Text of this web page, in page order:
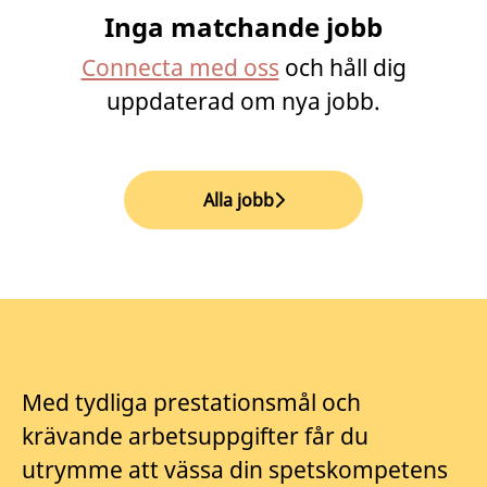
Inga matchande jobb
Connecta med oss och håll dig
uppdaterad om nya jobb.
Alla jobb
Med tydliga prestationsmål och
krävande arbetsuppgifter får du
utrymme att vässa din spetskompetens